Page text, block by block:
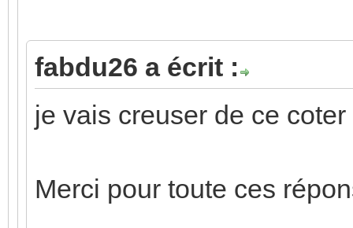
fabdu26 a écrit :
je vais creuser de ce coter
Merci pour toute ces